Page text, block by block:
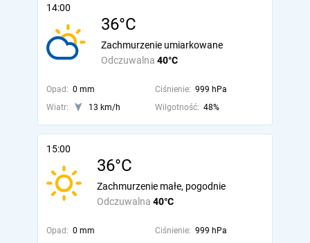
14:00
36°C
Odczuwalna 40°C
Zachmurzenie umiarkowane
Opad: 0 mm Ciśnienie: 999 hPa
Wiatr:
13 km/h Wilgotność: 48%
15:00
36°C
Odczuwalna 40°C
Zachmurzenie małe, pogodnie
Opad: 0 mm Ciśnienie: 999 hPa